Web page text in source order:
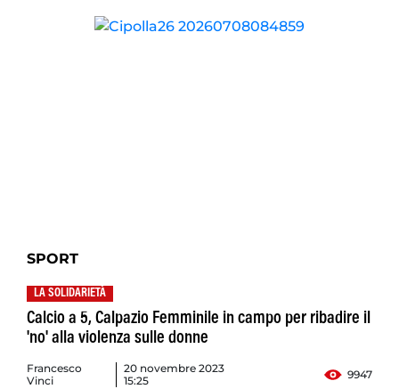
SPORT
LA SOLIDARIETÀ
Calcio a 5, Calpazio Femminile in campo per ribadire il
'no' alla violenza sulle donne
Francesco
Vinci
20 novembre 2023
15:25
9947